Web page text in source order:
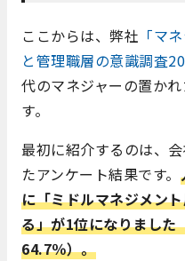
ここからは、弊社 「マ
と管理職層の意識調査
代のマネジャーの置か
す。
最初に紹介するのは、
たアンケート結果です。
に「ミドルマネジメン
る」が1位になりました
64.7％）。